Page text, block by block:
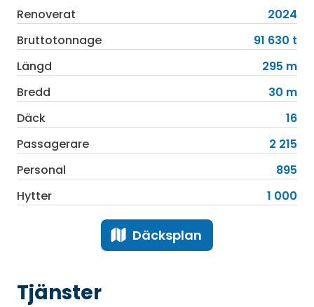
Renoverat
2024
Bruttotonnage
91 630 t
Längd
295 m
Bredd
30 m
Däck
16
Passagerare
2 215
Personal
895
Hytter
1 000
Däcksplan
Tjänster